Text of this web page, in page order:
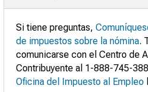
Si tiene preguntas,
de impuestos sobre la nómina.
comunicarse con el Centro de
Contribuyente al 1-888-745-
Oficina del Impuesto al Empleo